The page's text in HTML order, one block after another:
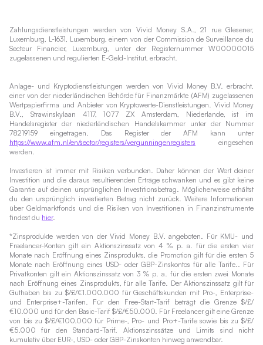
Zahlungsdienstleistungen werden von Vivid Money S.A., 21 rue Glesener,
Luxemburg, L-1631, Luxemburg, einem von der Commission de Surveillance du
Secteur Financier, Luxemburg, unter der Registernummer W00000015
zugelassenen und regulierten E-Geld-Institut, erbracht.
Anlage- und Kryptodienstleistungen werden von Vivid Money B.V. erbracht,
einer von der niederländischen Behörde für Finanzmärkte (AFM) zugelassenen
Wertpapierfirma und Anbieter von Kryptowerte-Dienstleistungen. Vivid Money
B.V., Strawinskylaan 4117, 1077 ZX Amsterdam, Niederlande, ist im
Handelsregister der niederländischen Handelskammer unter der Nummer
78219159 eingetragen. Das Register der AFM kann unter
https://www.afm.nl/en/sector/registers/vergunningenregisters eingesehen
werden.
Investieren ist immer mit Risiken verbunden. Daher können der Wert deiner
Investition und die daraus resultierenden Erträge schwanken und es gibt keine
Garantie auf deinen ursprünglichen Investitionsbetrag. Möglicherweise erhältst
du den ursprünglich investierten Betrag nicht zurück. Weitere Informationen
über Geldmarktfonds und die Risiken von Investitionen in Finanzinstrumente
findest du hier.
*Zinsprodukte werden von der Vivid Money B.V. angeboten. Für KMU- und
Freelancer-Konten gilt ein Aktionszinssatz von 4 % p. a. für die ersten vier
Monate nach Eröffnung eines Zinsprodukts, die Promotion gilt für die ersten 5
Monate nach Eröffnung eines USD- oder GBP-Zinskontos für alle Tarife.. Für
Privatkonten gilt ein Aktionszinssatz von 3 % p. a. für die ersten zwei Monate
nach Eröffnung eines Zinsprodukts, für alle Tarife. Der Aktionszinssatz gilt für
Guthaben bis zu $/£/€1.000.000 für Geschäftskunden mit Pro-, Enterprise-
und Enterprise+-Tarifen. Für den Free-Start-Tarif beträgt die Grenze $/£/
€10.000 und für den Basic-Tarif $/£/€50.000. Für Freelancer gilt eine Grenze
von bis zu $/£/€100.000 für Prime-, Pro- und Pro+-Tarife sowie bis zu $/£/
€5.000 für den Standard-Tarif. Aktionszinssätze und Limits sind nicht
kumulativ über EUR-, USD- oder GBP-Zinskonten hinweg anwendbar.